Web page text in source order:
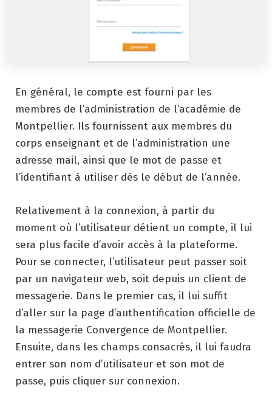
En général, le compte est fourni par les
membres de l’administration de l’académie de
Montpellier. Ils fournissent aux membres du
corps enseignant et de l’administration une
adresse mail, ainsi que le mot de passe et
l’identifiant à utiliser dès le début de l’année.
Relativement à la connexion, à partir du
moment où l’utilisateur détient un compte, il lui
sera plus facile d’avoir accès à la plateforme.
Pour se connecter, l’utilisateur peut passer soit
par un navigateur web, soit depuis un client de
messagerie. Dans le premier cas, il lui suffit
d’aller sur la page d’authentification officielle de
la messagerie Convergence de Montpellier.
Ensuite, dans les champs consacrés, il lui faudra
entrer son nom d’utilisateur et son mot de
passe, puis cliquer sur connexion.